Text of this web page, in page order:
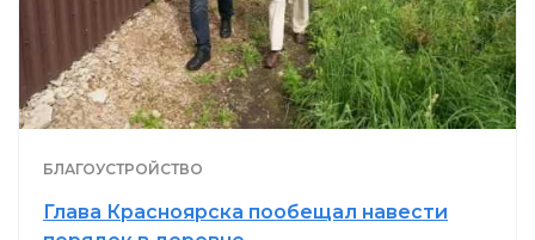
БЛАГОУСТРОЙСТВО
Глава Красноярска пообещал навести